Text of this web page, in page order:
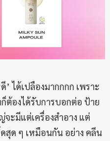
ได้เปลืองมากกกก เพราะ
ต้องได้รับการบอกต่อ ป้าย
ะมีแต่เครื่องสำอาง แต่
สุด ๆ เหมือนกัน อย่าง คลีน